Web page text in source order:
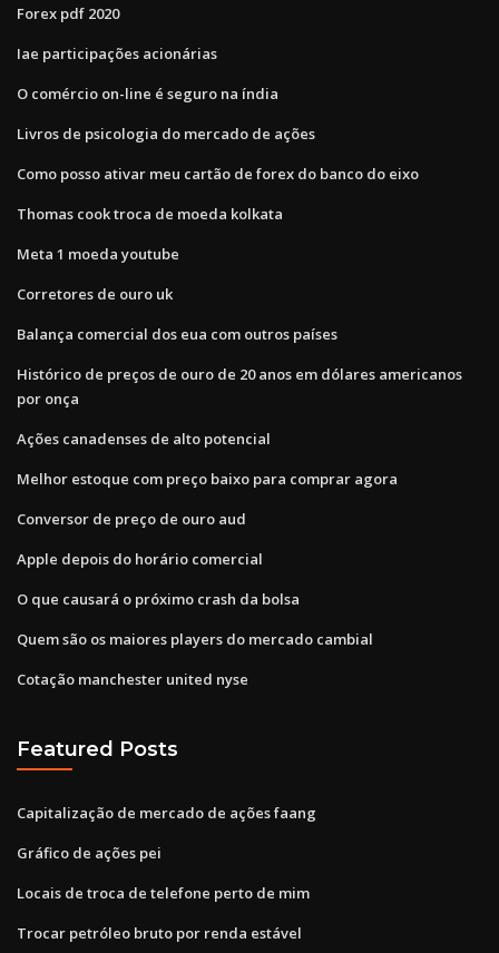
Forex pdf 2020
Iae participações acionárias
O comércio on-line é seguro na índia
Livros de psicologia do mercado de ações
Como posso ativar meu cartão de forex do banco do eixo
Thomas cook troca de moeda kolkata
Meta 1 moeda youtube
Corretores de ouro uk
Balança comercial dos eua com outros países
Histórico de preços de ouro de 20 anos em dólares americanos
por onça
Ações canadenses de alto potencial
Melhor estoque com preço baixo para comprar agora
Conversor de preço de ouro aud
Apple depois do horário comercial
O que causará o próximo crash da bolsa
Quem são os maiores players do mercado cambial
Cotação manchester united nyse
Featured Posts
Capitalização de mercado de ações faang
Gráfico de ações pei
Locais de troca de telefone perto de mim
Trocar petróleo bruto por renda estável